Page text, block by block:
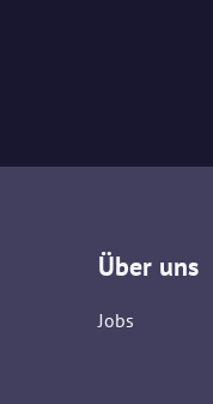
Über uns
Jobs